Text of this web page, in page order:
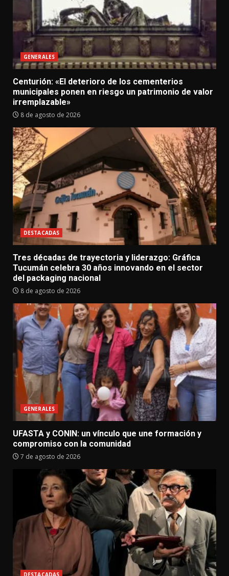
GENERALES
Centurión: «El deterioro de los cementerios
municipales ponen en riesgo un patrimonio de valor
irremplazable»
8 de agosto de 2026
DESTACADAS
Tres décadas de trayectoria y liderazgo: Gráfica
Tucumán celebra 30 años innovando en el sector
del packaging nacional
8 de agosto de 2026
GENERALES
UFASTA y CONIN: un vínculo que une formación y
compromiso con la comunidad
7 de agosto de 2026
DESTACADAS